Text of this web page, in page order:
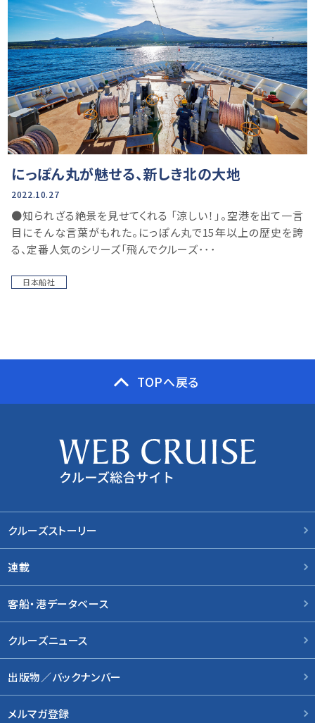
にっぽん丸が魅せる、新しき北の大地
2022.10.27
●知られざる絶景を見せてくれる 「涼しい！」。空港を出て一言
目にそんな言葉がもれた。にっぽん丸で15年以上の歴史を誇
る、定番人気のシリーズ「飛んでクルーズ･･･
日本船社
TOPへ戻る
クルーズストーリー
連載
客船・港データベース
クルーズニュース
出版物／バックナンバー
メルマガ登録